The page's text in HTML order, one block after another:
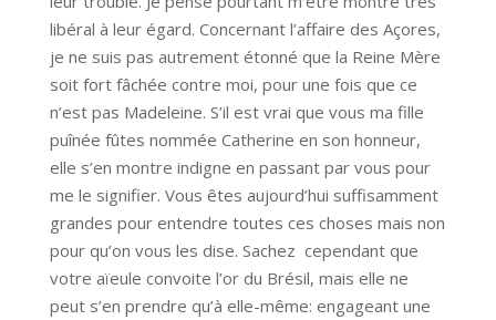
libéral à leur égard. Concernant l’affaire des Açores,
je ne suis pas autrement étonné que la Reine Mère
soit fort fâchée contre moi, pour une fois que ce
n’est pas Madeleine. S’il est vrai que vous ma fille
puînée fûtes nommée Catherine en son honneur,
elle s’en montre indigne en passant par vous pour
me le signifier. Vous êtes aujourd’hui suffisamment
grandes pour entendre toutes ces choses mais non
pour qu’on vous les dise. Sachez cependant que
votre aïeule convoite l’or du Brésil, mais elle ne
peut s’en prendre qu’à elle-même: engageant une